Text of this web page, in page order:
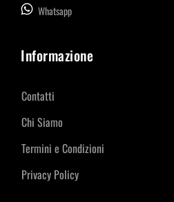
Whatsapp
Informazione
Contatti
Chi Siamo
Termini e Condizioni
Privacy Policy